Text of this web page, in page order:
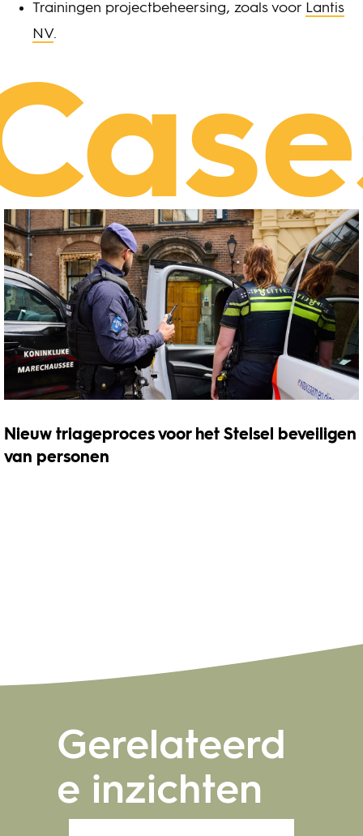
Trainingen projectbeheersing, zoals voor Lantis
NV.
Nieuw triageproces voor het Stelsel beveiligen
van personen
Gerelateerd
e inzichten